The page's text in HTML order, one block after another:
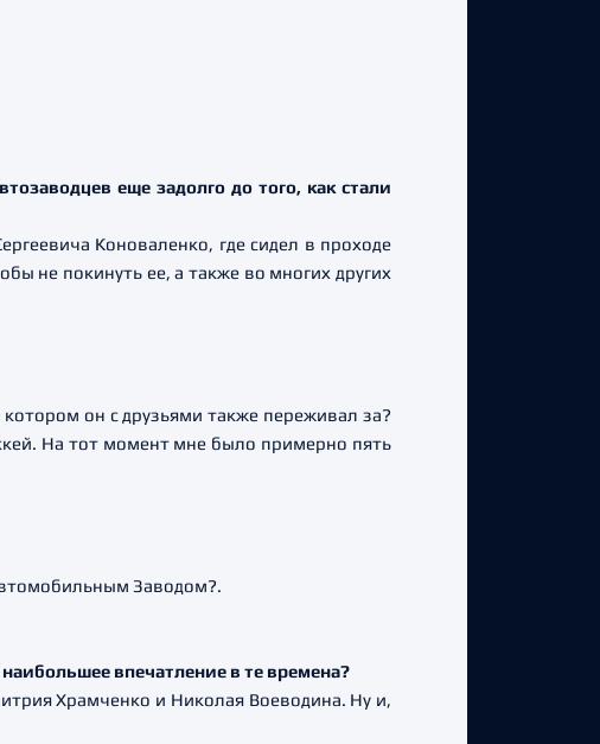
еще задолго до того, как стали
Коноваленко, где сидел в проходе
не покинуть ее, а также во многих других
он с друзьями также переживал за?
На тот момент мне было примерно пять
Заводом?.
впечатление в те времена?
Храмченко и Николая Воеводина. Ну и,